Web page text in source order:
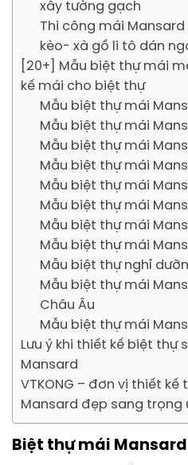
xây tường gạch
Thi công mái
kèo- xà gồ li tô dán
[20+] Mẫu biệt thự mái
kế mái cho biệt thự
Mẫu biệt thự mái
Mẫu biệt thự mái
Mẫu biệt thự mái
Mẫu biệt thự mái
Mẫu biệt thự mái
Mẫu biệt thự mái
Mẫu biệt thự mái
Mẫu biệt thự mái
Mẫu biệt thự nghỉ
Mẫu biệt thự mái
Châu Âu
Mẫu biệt thự mái
Lưu ý khi thiết kế biệt thự
Mansard
VTKONG – đơn vị thiết
Mansard đẹp sang trọng
Biệt thự mái